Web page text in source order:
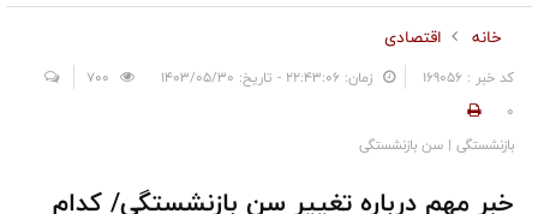
وضعیت
ناوبری
خانه
اقتصادی
کد خبر : 169056 زمان: ۲۲:۴۳:۰۶ - تاریخ: ۱۴۰۳/۰۵/۳۰
0
بازنشستگی | سن بازنشستگی
خبر مهم درباره تغییر سن بازنشستگی/ کدام